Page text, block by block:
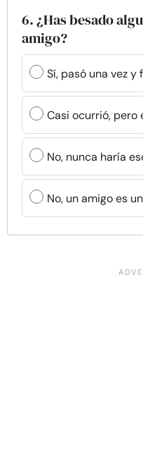
6. ¿Has besado
amigo?
Sí, pasó una vez y
Casi ocurrió, pero
No, nunca haría
No, un amigo es